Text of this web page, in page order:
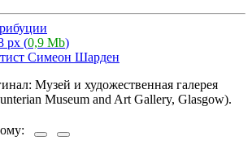
px (0,9 Mb)
Симеон Шарден
Музей и художественная галерея
Museum and Art Gallery, Glasgow).